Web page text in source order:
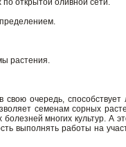
открытой оливной сети.
растения.
очередь,
семенам сорных
многих культур. А
выполнять работы на